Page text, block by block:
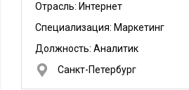
Отрасль: Интернет
Специализация: Маркетинг
Должность: Аналитик
Санкт-Петербург